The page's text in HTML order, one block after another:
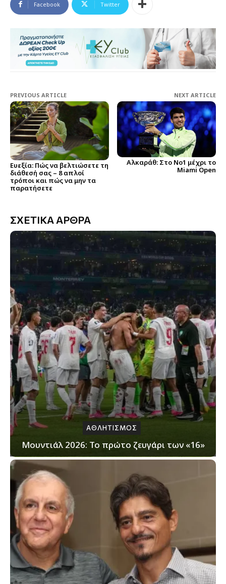
Facebook Twitter
PREVIOUS ARTICLE
Ευεξία: Πώς να βελτιώσετε τη
διάθεσή σας – 8 απλοί
τρόποι και πώς να μην τα
παρατήσετε
NEXT ARTICLE
Αλκαράθ: Στο Νο1 μέχρι το
Miami Open
ΣΧΕΤΙΚΑ ΑΡΘΡΑ
ΑΘΛΗΤΙΣΜΟΣ
Μουντιάλ 2026: Το πρώτο ζευγάρι των «16»